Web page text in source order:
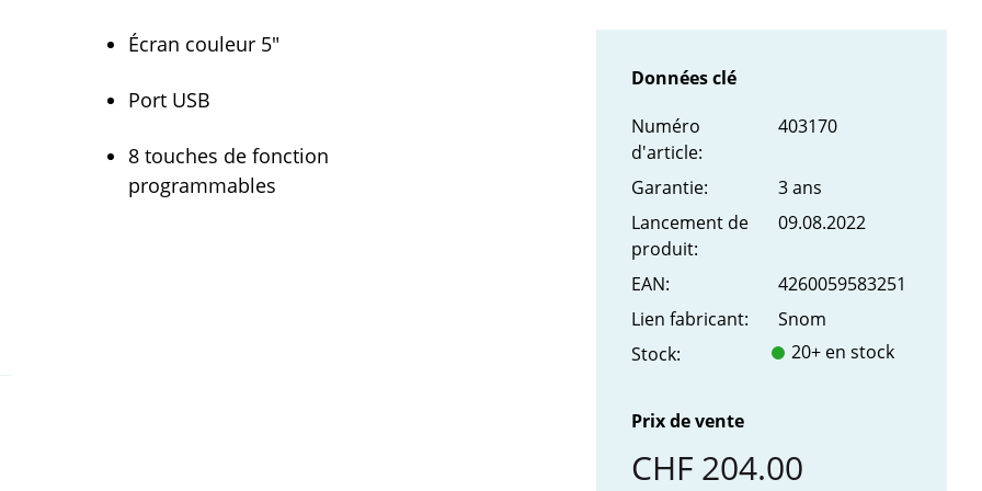
Écran couleur 5"
Port USB
8 touches de fonction
programmables
Données clé
Numéro
d'article:
403170
Garantie:
3 ans
Lancement de
produit:
09.08.2022
EAN:
4260059583251
Lien fabricant:
Snom
Stock:
20+ en stock
Prix de vente
CHF 204.00